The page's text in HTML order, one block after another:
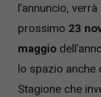
l’annuncio,
prossimo 23
maggio
lo spazio anche
Stagione che